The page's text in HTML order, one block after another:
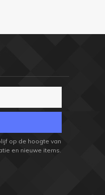
op de hoogte van
en nieuwe items.